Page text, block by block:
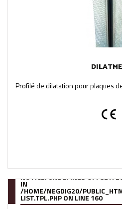
Profilé de dilatation pour plaques
NOTICE: UNDEFINED OFFSET:
IN
/HOME/NEGDIG20/
LIST.TPL.PHPON LINE 160